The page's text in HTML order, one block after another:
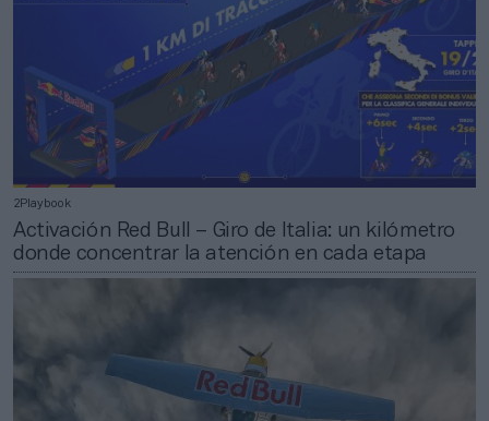
2Playbook
Activación Red Bull – Giro de Italia: un kilómetro
donde concentrar la atención en cada etapa